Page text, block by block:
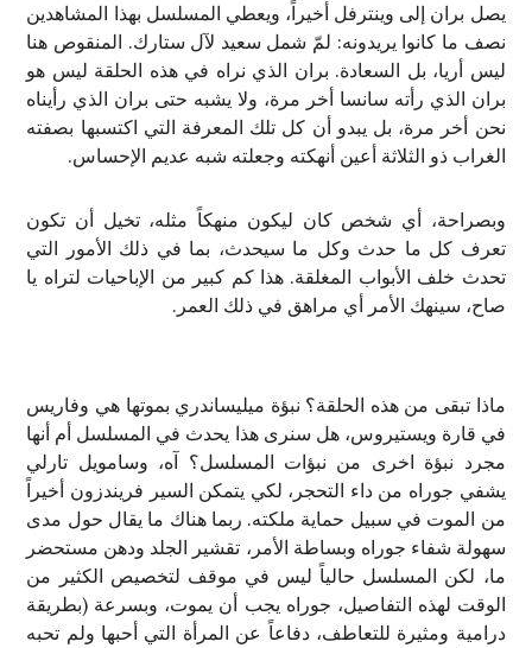
يصل بران إلى وينترفل أخيراً، ويعطي المسلسل بهذا المشاهدين
نصف ما كانوا يريدونه: لمّ شمل سعيد لآل ستارك. المنقوص هنا
ليس أريا، بل السعادة. بران الذي نراه في هذه الحلقة ليس هو
بران الذي رأته سانسا أخر مرة، ولا يشبه حتى بران الذي رأيناه
نحن أخر مرة، بل يبدو أن كل تلك المعرفة التي اكتسبها بصفته
الغراب ذو الثلاثة أعين أنهكته وجعلته شبه عديم الإحساس.
وبصراحة، أي شخص كان ليكون منهكاً مثله، تخيل أن تكون
تعرف كل ما حدث وكل ما سيحدث، بما في ذلك الأمور التي
تحدث خلف الأبواب المغلقة. هذا كم كبير من الإباحيات لتراه يا
صاح، سينهك الأمر أي مراهق في ذلك العمر.
ماذا تبقى من هذه الحلقة؟ نبؤة ميليساندري بموتها هي وفاريس
في قارة ويستيروس، هل سنرى هذا يحدث في المسلسل أم أنها
مجرد نبؤة اخرى من نبؤات المسلسل؟ آه، وسامويل تارلي
يشفي جوراه من داء التحجر، لكي يتمكن السير فريندزون أخيراً
من الموت في سبيل حماية ملكته. ربما هناك ما يقال حول مدى
سهولة شفاء جوراه وبساطة الأمر، تقشير الجلد ودهن مستحضر
ما، لكن المسلسل حالياً ليس في موقف لتخصيص الكثير من
الوقت لهذه التفاصيل، جوراه يجب أن يموت، وبسرعة (بطريقة
درامية ومثيرة للتعاطف، دفاعاً عن المرأة التي أحبها ولم تحبه